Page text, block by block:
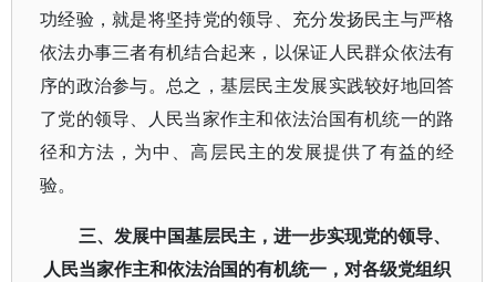
功经验，就是将坚持党的领导、充分发扬民主与严格
依法办事三者有机结合起来，以保证人民群众依法有
序的政治参与。总之，基层民主发展实践较好地回答
了党的领导、人民当家作主和依法治国有机统一的路
径和方法，为中、高层民主的发展提供了有益的经
验。
三、发展中国基层民主，进一步实现党的领导、
人民当家作主和依法治国的有机统一，对各级党组织